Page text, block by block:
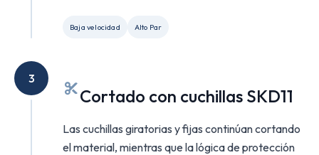
Baja velocidad Alto Par
3
Cortado con cuchillas SKD11
Las cuchillas giratorias y fijas continúan cortando
el material, mientras que la lógica de protección